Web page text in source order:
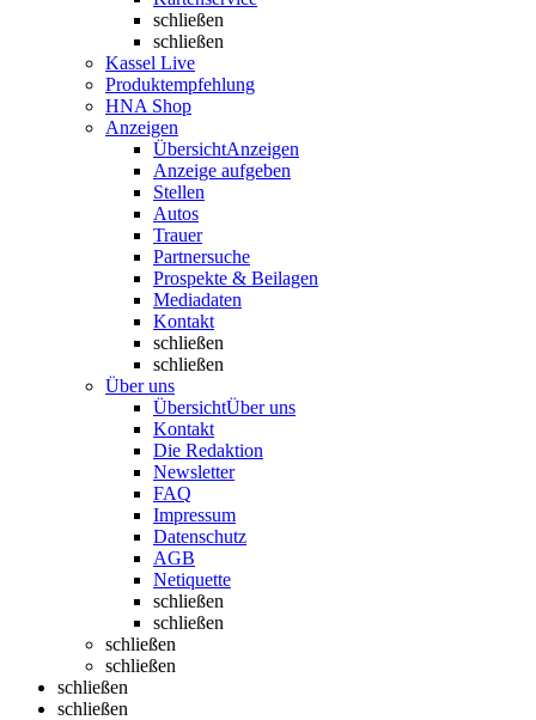
schließen
schließen
Kassel Live
Produktempfehlung
HNA Shop
Anzeigen
ÜbersichtAnzeigen
Anzeige aufgeben
Stellen
Autos
Trauer
Partnersuche
Prospekte & Beilagen
Mediadaten
Kontakt
schließen
schließen
Über uns
ÜbersichtÜber uns
Kontakt
Die Redaktion
Newsletter
FAQ
Impressum
Datenschutz
AGB
Netiquette
schließen
schließen
schließen
schließen
schließen
schließen